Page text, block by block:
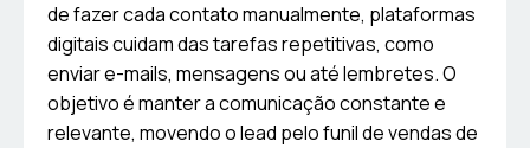
de fazer cada contato manualmente, plataformas
digitais cuidam das tarefas repetitivas, como
enviar e-mails, mensagens ou até lembretes. O
objetivo é manter a comunicação constante e
relevante, movendo o lead pelo funil de vendas de